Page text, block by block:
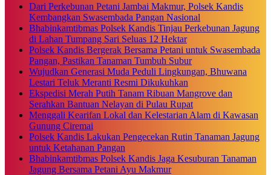
Dari Perkebunan Petani Jambai Makmur, Polsek Kandis
Kembangkan Swasembada Pangan Nasional
Bhabinkamtibmas Polsek Kandis Tinjau Perkebunan Jagung
di Lahan Tumpang Sari Seluas 12 Hektar
Polsek Kandis Bergerak Bersama Petani untuk Swasembada
Pangan, Pastikan Tanaman Tumbuh Subur
Wujudkan Generasi Muda Peduli Lingkungan, Bhuwana
Lestari Teluk Meranti Resmi Dikukuhkan
Ekspedisi Merah Putih Tanam Ribuan Mangrove dan
Serahkan Bantuan Nelayan di Pulau Rupat
Menggali Kearifan Lokal dan Kelestarian Alam di Kawasan
Gunung Ciremai
Polsek Kandis Lakukan Pengecekan Rutin Tanaman Jagung
untuk Ketahanan Pangan
Bhabinkamtibmas Polsek Kandis Jaga Kesuburan Tanaman
Jagung Bersama Petani Ayu Makmur